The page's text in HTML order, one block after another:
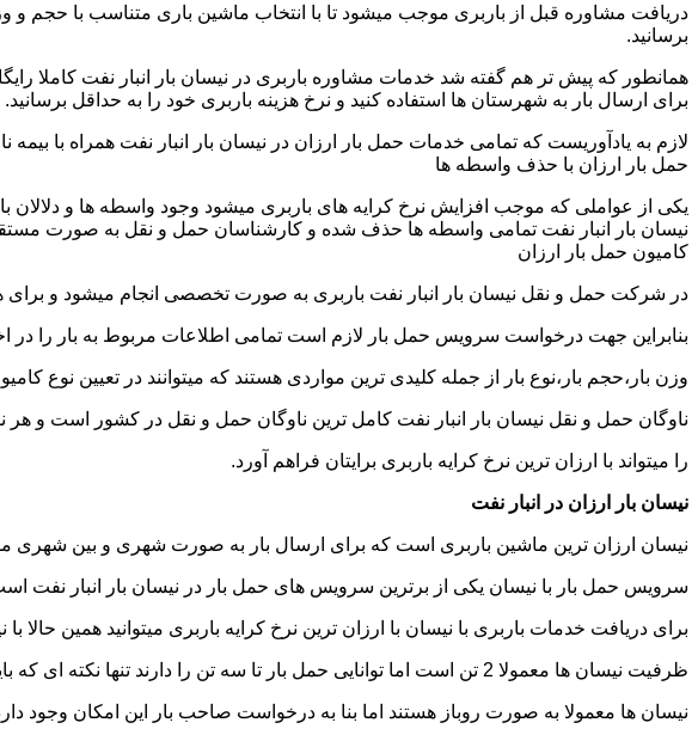
دریافت مشاوره قبل از باربری موجب میشود تا با انتخاب ماشین باری متناسب با حجم و
برسانید.
همانطور که پیش تر هم گفته شد خدمات مشاوره باربری در نیسان بار انبار نفت کاملا
برای ارسال بار به شهرستان ها استفاده کنید و نرخ هزینه باربری خود را به حداقل برسانید.
لازم به یادآوریست که تمامی خدمات حمل بار ارزان در نیسان بار انبار نفت همراه با بیمه
حمل بار ارزان با حذف واسطه ها
یکی از عواملی که موجب افزایش نرخ کرایه های باربری میشود وجود واسطه ها و
نیسان بار انبار نفت تمامی واسطه ها حذف شده و کارشناسان حمل و نقل به صورت مستقیم با
کامیون حمل بار ارزان
در شرکت حمل و نقل نیسان بار انبار نفت باربری به صورت تخصصی انجام میشود و برای
بنابراین جهت درخواست سرویس حمل بار لازم است تمامی اطلاعات مربوط به بار را در
وزن بار،حجم بار،نوع بار از جمله کلیدی ترین مواردی هستند که میتوانند در تعیین نوع
ناوگان حمل و نقل نیسان بار انبار نفت کامل ترین ناوگان حمل و نقل در کشور است و هر
را میتواند با ارزان ترین نرخ کرایه باربری برایتان فراهم آورد.
نیسان بار ارزان در انبار نفت
نیسان ارزان ترین ماشین باربری است که برای ارسال بار به صورت شهری و بین شهری
سرویس حمل بار با نیسان یکی از برترین سرویس های حمل بار در نیسان بار انبار نفت
برای دریافت خدمات باربری با نیسان با ارزان ترین نرخ کرایه باربری میتوانید همین حالا با
ظرفیت نیسان ها معمولا 2 تن است اما توانایی حمل بار تا سه تن را دارند تنها نکته ای که باید به آن توجه داشته باشید ابعاد اتاق نیسان است که برابر است با 2 متر طول و 1.65 متر عرض.
نیسان ها معمولا به صورت روباز هستند اما بنا به درخواست صاحب بار این امکان